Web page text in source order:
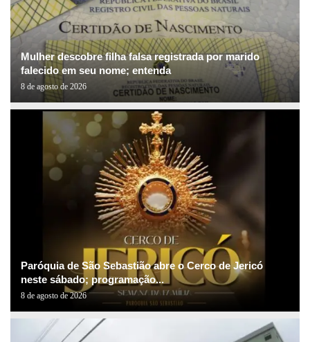
Mulher descobre filha falsa registrada por marido
falecido em seu nome; entenda
8 de agosto de 2026
Paróquia de São Sebastião abre o Cerco de Jericó
neste sábado; programação...
8 de agosto de 2026